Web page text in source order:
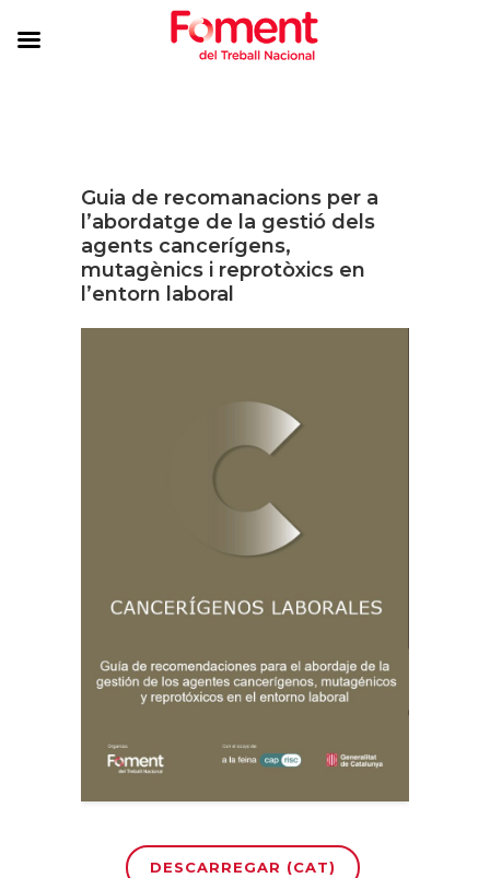
Guia de recomanacions per a
l’abordatge de la gestió dels
agents cancerígens,
mutagènics i reprotòxics en
l’entorn laboral
DESCARREGAR (CAT)